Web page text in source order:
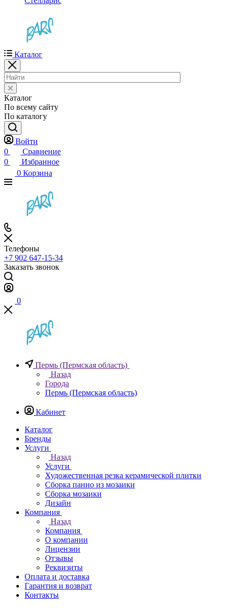
Каталог
Каталог
По всему сайту
По каталогу
Войти
0
Сравнение
0
Избранное
0 Корзина
Телефоны
+7 902 647-15-34
Заказать звонок
0
Пермь (Пермская область)
Назад
Города
Пермь (Пермская область)
Кабинет
Каталог
Бренды
Услуги
Назад
Услуги
Художественная резка керамической плитки
Сборка панно из мозаики
Сборка мозаики
Дизайн
Компания
Назад
Компания
О компании
Лицензии
Отзывы
Реквизиты
Оплата и доставка
Гарантия и возврат
Контакты